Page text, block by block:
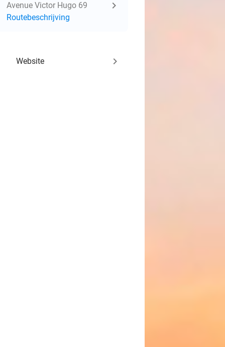
Avenue Victor Hugo 69
Routebeschrijving
Website keyboard_arrow_right